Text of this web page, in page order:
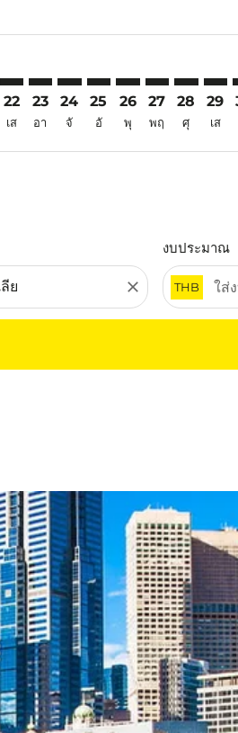
22
เส
23
อา
24
จั
25
อั
26
พุ
27
พฤ
28
ศุ
29
เส
close
งบประมาณ
THB